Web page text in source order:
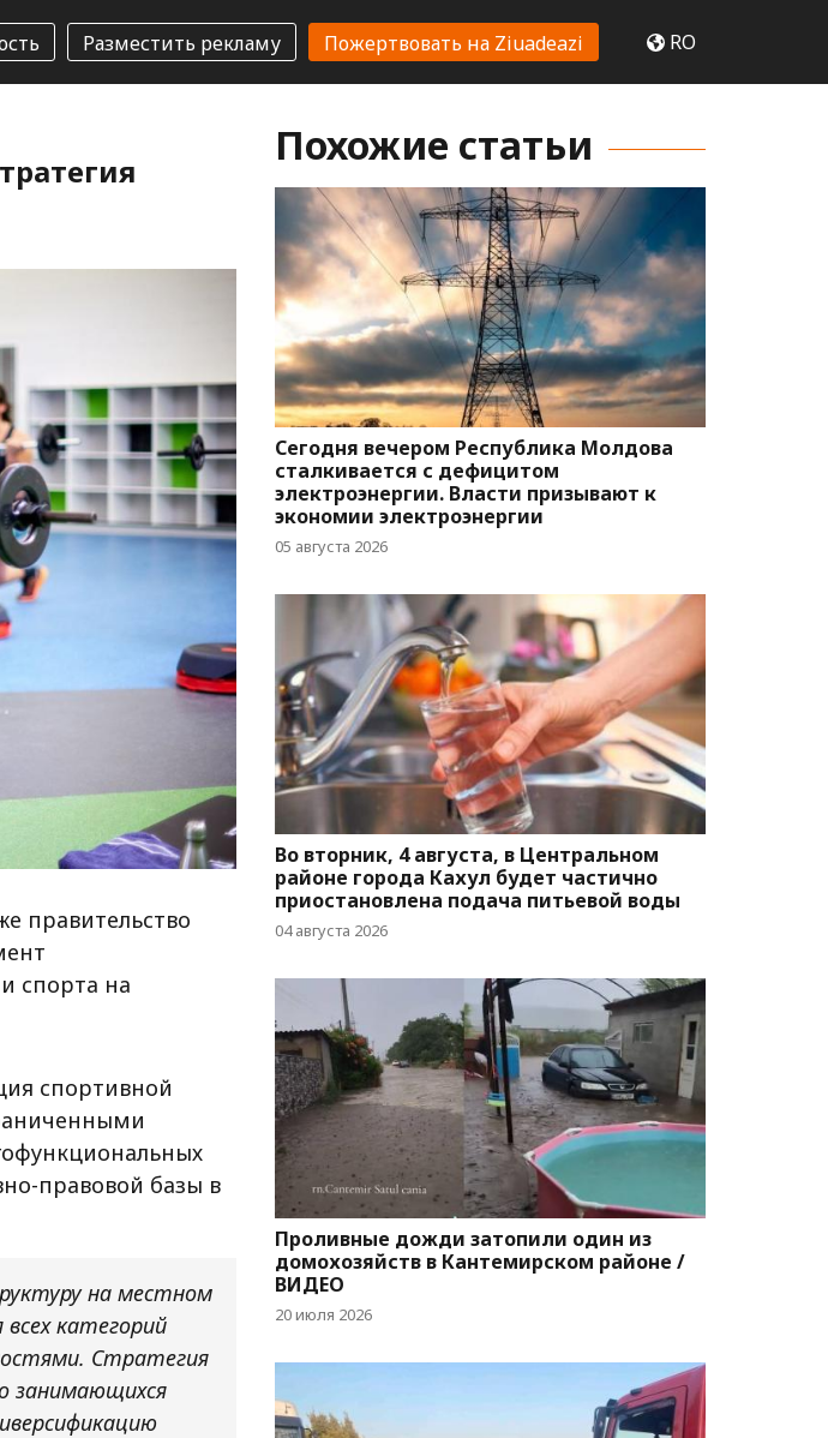
Разместить рекламу Пожертвовать на Ziuadeazi RO
правительство
спорта на
спортивной
правовой базы в
на местном
категорий
Стратегия
занимающихся
Похожие статьи
Сегодня вечером Республика Молдова
сталкивается с дефицитом
электроэнергии. Власти призывают к
экономии электроэнергии
05 августа 2026
Во вторник, 4 августа, в Центральном
районе города Кахул будет частично
приостановлена подача питьевой воды
04 августа 2026
Проливные дожди затопили один из
домохозяйств в Кантемирском районе /
ВИДЕО
20 июля 2026